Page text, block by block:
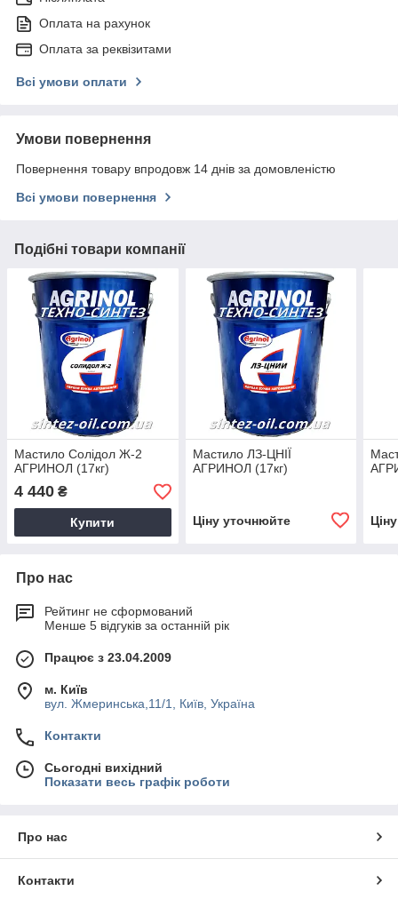
Оплата на рахунок
Оплата за реквізитами
Всі умови оплати
Умови повернення
Повернення товару впродовж 14 днів за домовленістю
Всі умови повернення
Подібні товари компанії
Мастило Солідол Ж-2
АГРИНОЛ (17кг)
4 440 ₴
Купити
Мастило ЛЗ-ЦНІЇ
АГРИНОЛ (17кг)
Ціну уточнюйте
Про нас
Рейтинг не сформований
Менше 5 відгуків за останній рік
Працює з 23.04.2009
м. Київ
вул. Жмеринська,11/1, Київ, Україна
Контакти
Сьогодні вихідний
Показати весь графік роботи
Про нас
Контакти